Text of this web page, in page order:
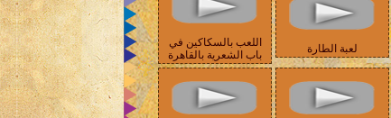
لعبة الطارة
اللعب بالسكاكين في
باب الشعرية بالقاهرة